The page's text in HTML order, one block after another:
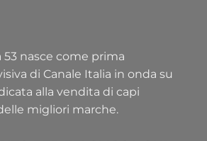
53 nasce come prima
di Canale Italia in onda su
alla vendita di capi
migliori marche.